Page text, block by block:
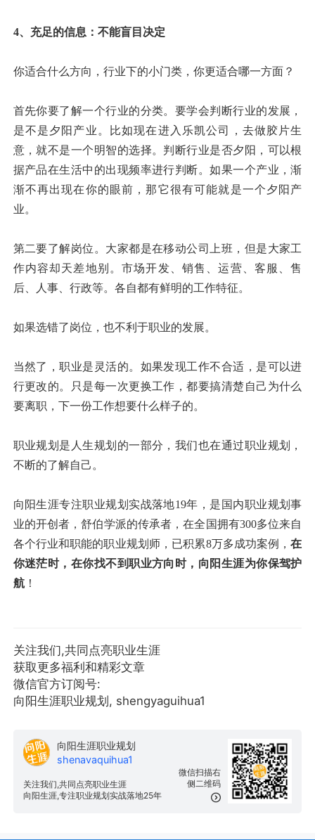
4、充足的信息：不能盲目决定
你适合什么方向，行业下的小门类，你更适合哪一方面？
首先你要了解一个行业的分类。要学会判断行业的发展，
是不是夕阳产业。比如现在进入乐凯公司，去做胶片生
意，就不是一个明智的选择。判断行业是否夕阳，可以根
据产品在生活中的出现频率进行判断。如果一个产业，渐
渐不再出现在你的眼前，那它很有可能就是一个夕阳产
业。
第二要了解岗位。大家都是在移动公司上班，但是大家工
作内容却天差地别。市场开发、销售、运营、客服、售
后、人事、行政等。各自都有鲜明的工作特征。
如果选错了岗位，也不利于职业的发展。
当然了，职业是灵活的。如果发现工作不合适，是可以进
行更改的。只是每一次更换工作，都要搞清楚自己为什么
要离职，下一份工作想要什么样子的。
职业规划是人生规划的一部分，我们也在通过职业规划，
不断的了解自己。
向阳生涯专注职业规划实战落地19年，是国内职业规划事
业的开创者，舒伯学派的传承者，在全国拥有300多位来自
各个行业和职能的职业规划师，已积累8万多成功案例，在
你迷茫时，在你找不到职业方向时，向阳生涯为你保驾护
航！
关注我们,共同点亮职业生涯
获取更多福利和精彩文章
微信官方订阅号:
向阳生涯职业规划, shengyaguihua1
微信扫描右
侧二维码
向阳生涯职业规划
shenavaquihua1
关注我们,共同点亮职业生涯
向阳生涯,专注职业规划实战落地25年